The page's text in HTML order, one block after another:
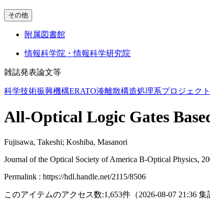
その他
附属図書館
情報科学院・情報科学研究院
雑誌発表論文等
科学技術振興機構ERATO湊離散構造処理系プロジェク
All-Optical Logic Gates
Fujisawa, Takeshi; Koshiba, Masanori
Journal of the Optical Society of America B-Optical Physics,
Permalink : https://hdl.handle.net/2115/8506
このアイテムのアクセス数:1,653件 （2026-08-07 21:36 集